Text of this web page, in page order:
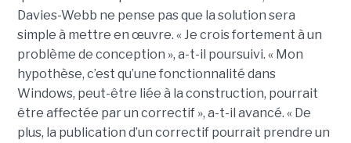
Davies-Webb ne pense pas que la solution sera
simple à mettre en œuvre. « Je crois fortement à un
problème de conception », a-t-il poursuivi. « Mon
hypothèse, c’est qu’une fonctionnalité dans
Windows, peut-être liée à la construction, pourrait
être affectée par un correctif », a-t-il avancé. « De
plus, la publication d’un correctif pourrait prendre un